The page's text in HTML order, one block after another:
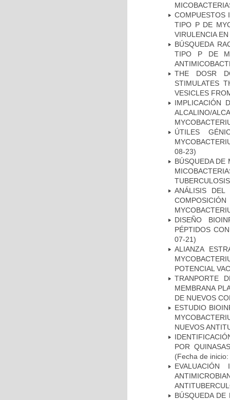
COMPUESTOS
TIPO P DE
VIRULENCIA
BÚSQUEDA
TIPO P DE
THE DOSR
STIMULATES
VESICLES
IMPLICACIÓN
ALCALINO/
ÚTILES
08-23)
BÚSQUEDA DE
ANÁLISIS DEL
DISEÑO
PÉPTIDOS
07-21)
ALIANZA
POTENCIAL
TRANPORTE
MEMBRANA
DE NUEVOS
ESTUDIO
NUEVOS
POR
(Fecha de
BÚSQUEDA DE